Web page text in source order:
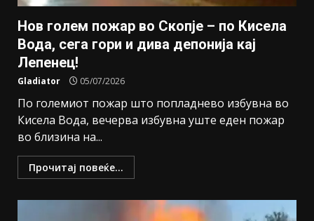
Нов голем пожар во Скопје – по Кисела
Вода, сега гори и дива депонија кај
Лепенец!
Gladiator 05/07/2026
По големиот пожар што попладнево избувна во
Кисела Вода, вечерва избувна уште еден пожар
во близина на...
Прочитај повеќе...